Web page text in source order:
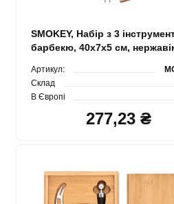
SMOKEY, Набір з 3
барбекю, 40x7x5 см,
Артикул:
Склад
В Європі
277,23 ₴